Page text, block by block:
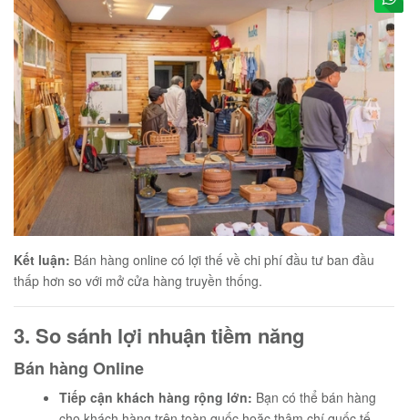
Kết luận: Bán hàng online có lợi thế về chi phí đầu tư ban đầu
thấp hơn so với mở cửa hàng truyền thống.
3. So sánh lợi nhuận tiềm năng
Bán hàng Online
Tiếp cận khách hàng rộng lớn: Bạn có thể bán hàng